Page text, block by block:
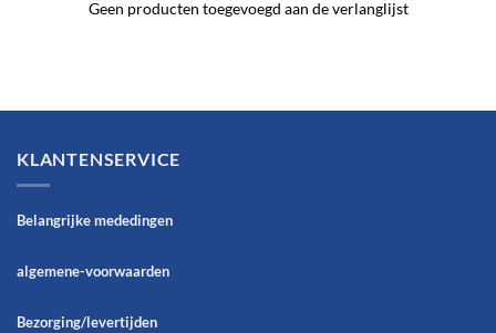
Geen producten toegevoegd aan de verlanglijst
KLANTENSERVICE
Belangrijke mededingen
algemene-voorwaarden
Bezorging/levertijden